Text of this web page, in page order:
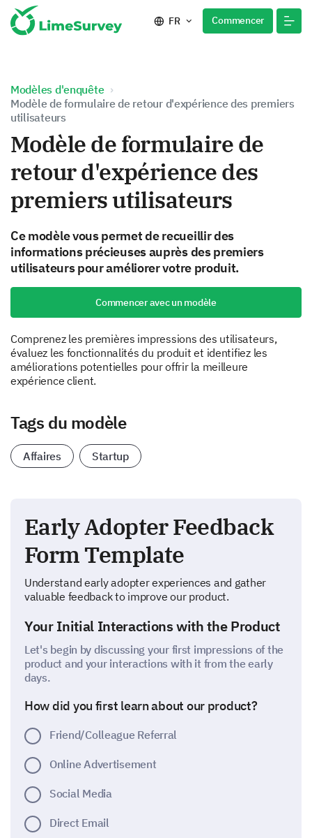
FR Commencer
Modèles d'enquête
Modèle de formulaire de retour d'expérience des premiers
utilisateurs
Modèle de formulaire de
retour d'expérience des
premiers utilisateurs
Ce modèle vous permet de recueillir des
informations précieuses auprès des premiers
utilisateurs pour améliorer votre produit.
Commencer avec un modèle
Comprenez les premières impressions des utilisateurs,
évaluez les fonctionnalités du produit et identifiez les
améliorations potentielles pour offrir la meilleure
expérience client.
Tags du modèle
Affaires Startup
Early Adopter Feedback
Form Template
Understand early adopter experiences and gather
valuable feedback to improve our product.
Your Initial Interactions with the Product
Let's begin by discussing your first impressions of the
product and your interactions with it from the early
days.
How did you first learn about our product?
Friend/Colleague Referral
Online Advertisement
Social Media
Direct Email